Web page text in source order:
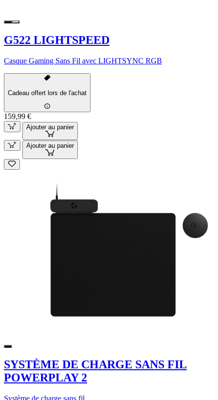
G522 LIGHTSPEED
Casque Gaming Sans Fil avec LIGHTSYNC RGB
Cadeau offert lors de l'achat
159,99 €
Ajouter au panier
Ajouter au panier
SYSTÈME DE CHARGE SANS FIL
POWERPLAY 2
Système de charge sans fil